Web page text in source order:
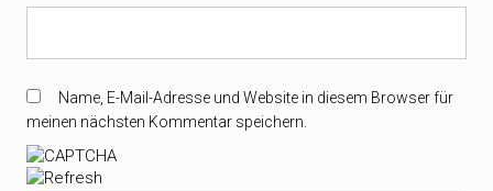
Name, E-Mail-Adresse und Website in diesem Browser für
meinen nächsten Kommentar speichern.